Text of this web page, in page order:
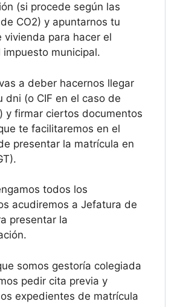
(si procede según las
CO2) y apuntarnos tu
vivienda para hacer el
impuesto municipal.
a deber hacernos llegar
dni (o CIF en el caso de
y firmar ciertos documentos
te facilitaremos en el
presentar la matrícula en
todos los
acudiremos a Jefatura de
presentar la
somos gestoría colegiada
pedir cita previa y
expedientes de matrícula